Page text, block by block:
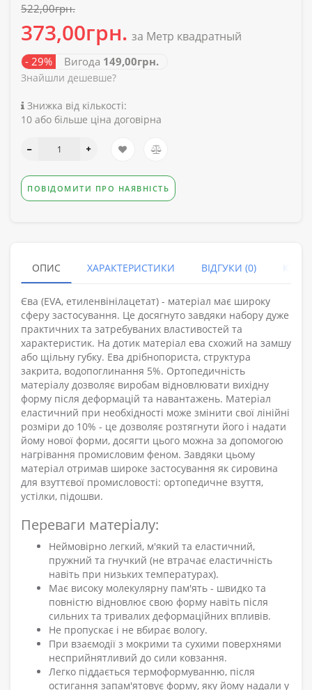
522,00грн.
373,00грн. за Метр квадратный
- 29% Вигода 149,00грн.
Знайшли дешевше?
Знижка від кількості:
10 або більше ціна договірна
ПОВІДОМИТИ ПРО НАЯВНІСТЬ
ОПИС ХАРАКТЕРИСТИКИ ВІДГУКИ (0)
Єва (EVA, етиленвінілацетат) - матеріал має широку
сферу застосування. Це досягнуто завдяки набору дуже
практичних та затребуваних властивостей та
характеристик. На дотик матеріал ева схожий на замшу
або щільну губку. Ева дрібнопориста, структура
закрита, водопоглинання 5%. Ортопедичність
матеріалу дозволяє виробам відновлювати вихідну
форму після деформацій та навантажень. Матеріал
еластичний при необхідності може змінити свої лінійні
розміри до 10% - це дозволяє розтягнути його і надати
йому нової форми, досягти цього можна за допомогою
нагрівання промисловим феном. Завдяки цьому
матеріал отримав широке застосування як сировина
для взуттєвої промисловості: ортопедичне взуття,
устілки, підошви.
Переваги матеріалу:
Неймовірно легкий, м'який та еластичний,
пружний та гнучкий (не втрачає еластичність
навіть при низьких температурах).
Має високу молекулярну пам'ять - швидко та
повністю відновлює свою форму навіть після
сильних та тривалих деформаційних впливів.
Не пропускає і не вбирає вологу.
При взаємодії з мокрими та сухими поверхнями
несприйнятливий до сили ковзання.
Легко піддається термоформуванню, після
остигання запам'ятовує форму, яку йому надали у